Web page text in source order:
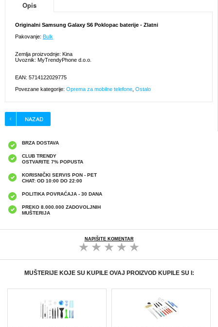
Opis
Originalni Samsung Galaxy S6 Poklopac baterije - Zlatni
Pakovanje: Bulk
Zemlja proizvodnje: Kina
Uvoznik: MyTrendyPhone d.o.o.
EAN: 5714122029775
Povezane kategorije: Oprema za mobilne telefone Ostalo
BRZA DOSTAVA
CLUB TRENDY
OSTVARITE 7% POPUSTA
KORISNIČKI SERVIS PON - PET
CHAT: OD 10:00 DO 22:00
POLITIKA POVRAĆAJA - 30 DANA
PREKO 8.000.000 ZADOVOLJNIH
MUŠTERIJA
NAPIŠITE KOMENTAR
MUŠTERIJE KOJE SU KUPILE OVAJ PROIZVOD KUPILE SU I: